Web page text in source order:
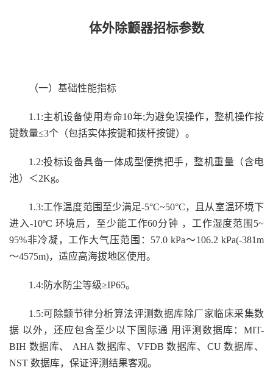
体外除颤器招标参数
（一） 基础性能指标
1.1:主机设备使用寿命10年;为避免误操作， 整机操作按
键数量≤3个（包括实体按键和拨杆按键）。
1.2:投标设备具备一体成型便携把手，整机重量（含电
池） ＜2Kg。
1.3:工作温度范围至少满足-5°C~50°C，且从室温环境下
进入-10ºC 环境后，至少能工作60分钟 ，工作湿度范围5~
95%非冷凝， 工作大气压范围： 57.0 kPa～106.2 kPa(-381m
～4575m)， 适应高海拔地区使用。
1.4:防水防尘等级≥IP65。
1.5:可除颤节律分析算法评测数据库除厂家临床采集数
据 以外，还应包含至少以下国际通 用评测数据库：MIT-
BIH 数据库、 AHA 数据库、VFDB 数据库、CU 数据库、
NST 数据库，保证评测结果客观。